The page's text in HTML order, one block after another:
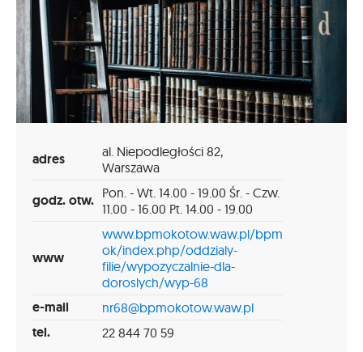
adres
al. Niepodległości 82,
Warszawa
godz. otw. Pon. - Wt. 14.00 - 19.00 Śr. - Czw.
11.00 - 16.00 Pt. 14.00 - 19.00
www
www.bpmokotow.waw.pl/bpm
ok/index.php/oddzialy-
filie/wypozyczalnie-dla-
doroslych/wyp-68
e-mail nr68@bpmokotow.waw.pl
tel. 22 844 70 59